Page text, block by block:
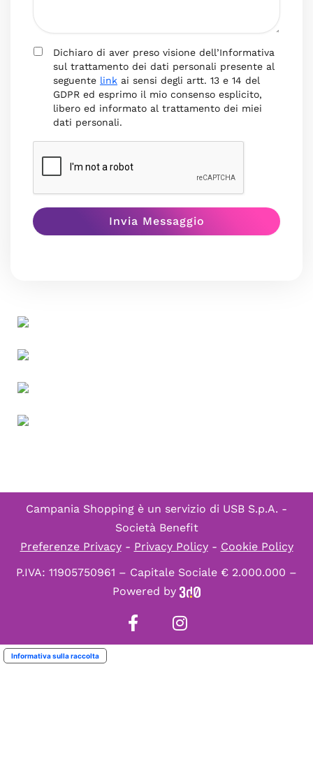
Dichiaro di aver preso visione dell’Informativa
sul trattamento dei dati personali presente al
seguente link ai sensi degli artt. 13 e 14 del
GDPR ed esprimo il mio consenso esplicito,
libero ed informato al trattamento dei miei
dati personali.
Campania Shopping è un servizio di USB S.p.A. -
Società Benefit
Preferenze Privacy- Privacy Policy- Cookie Policy
P.IVA: 11905750961 – Capitale Sociale € 2.000.000 –
Powered by
Informativa sulla raccolta